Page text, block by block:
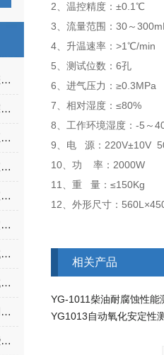
氧化安定性测试仪生产厂家怎么选？上海阳光科学仪器技术实力与产品解析
氧化安定性试验仪哪家好？深耕油品检测30年，上海阳光科学仪器以品质赢得信赖
掌握柴油氧化安定性测试仪正确使用方法是确保测试结果准确性的关键
旋转氧弹法氧化安定性测试仪的常见问题相应解决方法分享
简述润滑油氧化安定性测试仪常见问题的解决方法
简述微量快速氧化安定性测定仪的常见问题相应解决方法
简述选购自动氧化安定性测试仪时所需要考虑的关键因素
自动变压器油氧化安定性测试仪在燃料油质量检测中的应用
自动氧化安定性测试仪的应用及功能讲述
自动氧化安定性测试仪有哪些优点？
2、温控精度：±0.1℃
3、流量范围：30～
4、升温速率：>1℃/min
5、测试位数：6孔
6、进气压力：≥0.3MPa
7、相对湿度：≤80%
8、工作环境湿度：-5～
9、电 源：220V±10V
10、功 率：
11、重 量：
12、外形尺寸：
相关产品
YG-1011柴油耐腐蚀性能
YG1013自动氧化安定性